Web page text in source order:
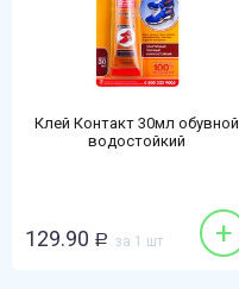
Клей Контакт 30мл обувной
водостойкий
129.90 Р за 1 шт +